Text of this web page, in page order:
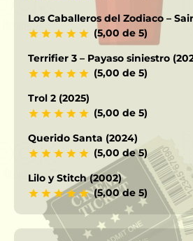
Los Caballeros del Zodiaco –
(5,00 de 5)
Terrifier 3 – Payaso siniestro
(5,00 de 5)
Trol 2 (2025)
(5,00 de 5)
Querido Santa (2024)
(5,00 de 5)
Lilo y Stitch (2002)
(5,00 de 5)